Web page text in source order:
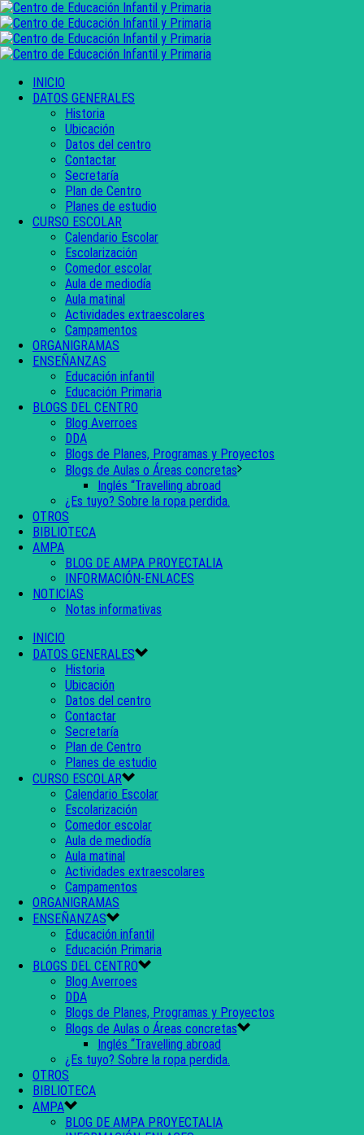
INICIO
DATOS GENERALES
Historia
Ubicación
Datos del centro
Contactar
Secretaría
Plan de Centro
Planes de estudio
CURSO ESCOLAR
Calendario Escolar
Escolarización
Comedor escolar
Aula de mediodía
Aula matinal
Actividades extraescolares
Campamentos
ORGANIGRAMAS
ENSEÑANZAS
Educación infantil
Educación Primaria
BLOGS DEL CENTRO
Blog Averroes
DDA
Blogs de Planes, Programas y Proyectos
Blogs de Aulas o Áreas concretas
Inglés “Travelling abroad
¿Es tuyo? Sobre la ropa perdida.
OTROS
BIBLIOTECA
AMPA
BLOG DE AMPA PROYECTALIA
INFORMACIÓN-ENLACES
NOTICIAS
Notas informativas
INICIO
DATOS GENERALES
Historia
Ubicación
Datos del centro
Contactar
Secretaría
Plan de Centro
Planes de estudio
CURSO ESCOLAR
Calendario Escolar
Escolarización
Comedor escolar
Aula de mediodía
Aula matinal
Actividades extraescolares
Campamentos
ORGANIGRAMAS
ENSEÑANZAS
Educación infantil
Educación Primaria
BLOGS DEL CENTRO
Blog Averroes
DDA
Blogs de Planes, Programas y Proyectos
Blogs de Aulas o Áreas concretas
Inglés “Travelling abroad
¿Es tuyo? Sobre la ropa perdida.
OTROS
BIBLIOTECA
AMPA
BLOG DE AMPA PROYECTALIA